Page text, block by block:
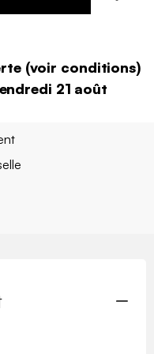
(voir conditions)
21 août